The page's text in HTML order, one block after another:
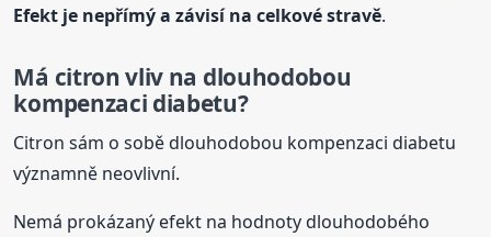
Efekt je nepřímý a závisí na celkové stravě.
Má citron vliv na dlouhodobou
kompenzaci diabetu?
Citron sám o sobě dlouhodobou kompenzaci diabetu
významně neovlivní.
Nemá prokázaný efekt na hodnoty dlouhodobého